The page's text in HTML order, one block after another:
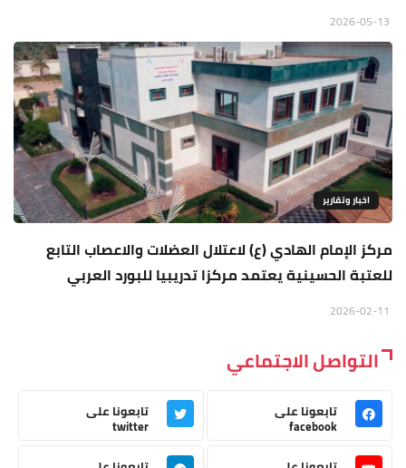
اخبار وتقارير
مركز الإمام الهادي (ع) لاعتلال العضلات والاعصاب التابع
للعتبة الحسينية يعتمد مركزا تدريبيا للبورد العربي
التواصل الاجتماعي
تابعونا على
facebook
تابعونا على
twitter